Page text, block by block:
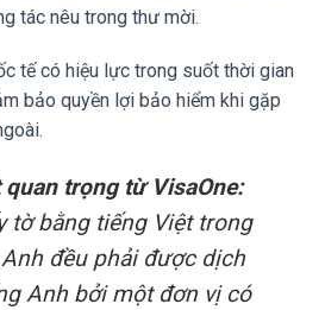
tác nêu trong thư mời.
tế có hiệu lực trong suốt thời gian
bảo quyền lợi bảo hiểm khi gặp
trọng từ VisaOne:
tờ bằng tiếng Việt trong
đều phải được dịch
Anh bởi một đơn vị có